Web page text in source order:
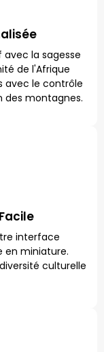
la sagesse
de l'Afrique
avec le contrôle
des montagnes.
interface
en miniature.
culturelle